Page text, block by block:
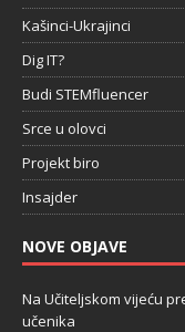
Kašinci-Ukrajinci
Dig IT?
Budi STEMfluencer
Srce u olovci
Projekt biro
Insajder
NOVE OBJAVE
Na Učiteljskom vijeću
učenika